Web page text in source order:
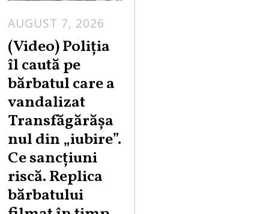
AUGUST 7, 2026
G
S
7
,
(Video) Poliția
îl caută pe
bărbatul care a
vandalizat
Transfăgărășa
nul din „iubire”.
Ce sancțiuni
riscă. Replica
bărbatului